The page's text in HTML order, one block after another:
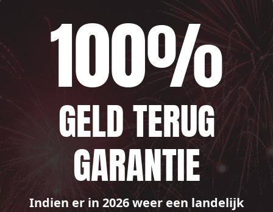
100%
GELD TERUG
GARANTIE
Indien er in 2026 weer een landelijk